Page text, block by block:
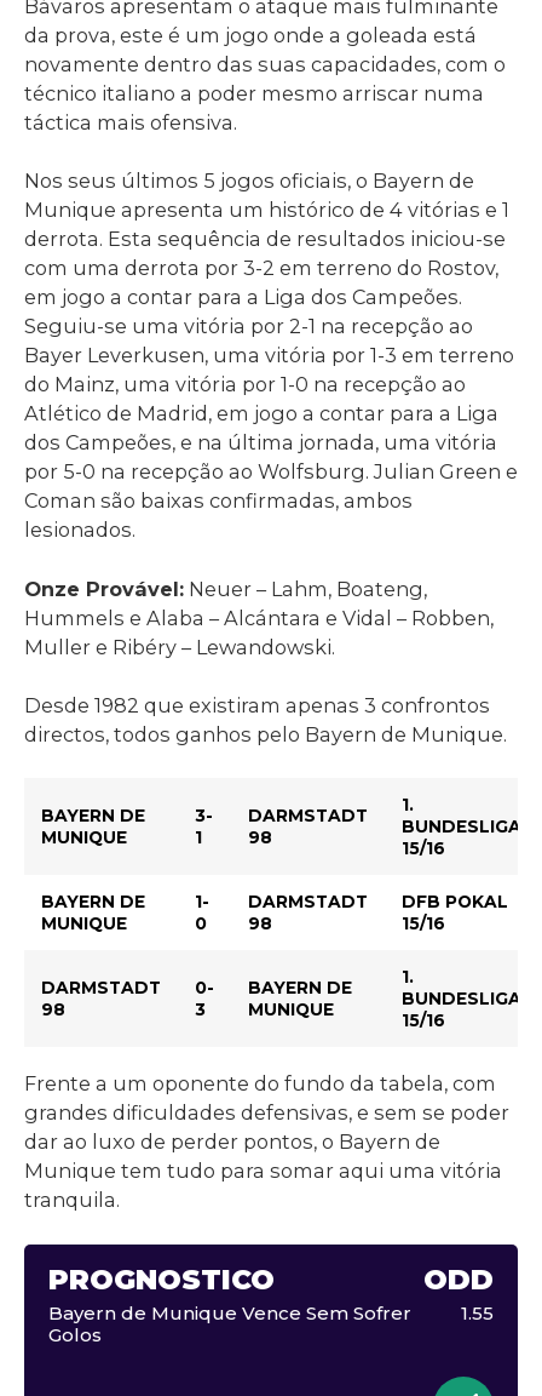
Bávaros apresentam o ataque mais fulminante
da prova, este é um jogo onde a goleada está
novamente dentro das suas capacidades, com o
técnico italiano a poder mesmo arriscar numa
táctica mais ofensiva.
Nos seus últimos 5 jogos oficiais, o Bayern de
Munique apresenta um histórico de 4 vitórias e 1
derrota. Esta sequência de resultados iniciou-se
com uma derrota por 3-2 em terreno do Rostov,
em jogo a contar para a Liga dos Campeões.
Seguiu-se uma vitória por 2-1 na recepção ao
Bayer Leverkusen, uma vitória por 1-3 em terreno
do Mainz, uma vitória por 1-0 na recepção ao
Atlético de Madrid, em jogo a contar para a Liga
dos Campeões, e na última jornada, uma vitória
por 5-0 na recepção ao Wolfsburg. Julian Green e
Coman são baixas confirmadas, ambos
lesionados.
Onze Provável: Neuer – Lahm, Boateng,
Hummels e Alaba – Alcántara e Vidal – Robben,
Muller e Ribéry – Lewandowski.
Desde 1982 que existiram apenas 3 confrontos
directos, todos ganhos pelo Bayern de Munique.
BAYERN DE
MUNIQUE
3-
1
DARMSTADT
98
1.
BUNDESLIGA
15/16
BAYERN DE
MUNIQUE
1-
0
DARMSTADT
98
DFB POKAL
15/16
DARMSTADT
98
0-
3
BAYERN DE
MUNIQUE
1.
BUNDESLIGA
15/16
Frente a um oponente do fundo da tabela, com
grandes dificuldades defensivas, e sem se poder
dar ao luxo de perder pontos, o Bayern de
Munique tem tudo para somar aqui uma vitória
tranquila.
PROGNÓSTICO ODD
Bayern de Munique Vence Sem Sofrer
Golos
1.55